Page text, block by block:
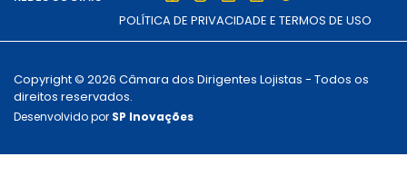
POLÍTICA DE PRIVACIDADE E TERMOS DE USO
Copyright © 2026 Câmara dos Dirigentes Lojistas - Todos os
direitos reservados.
Desenvolvido por SP Inovações